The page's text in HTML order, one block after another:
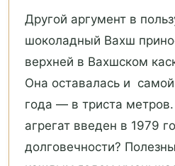
Другой аргумент в
шоколадный Вахш
верхней в Вахшском
Она оставалась и
года — в триста
агрегат введен в 1979
долговечности?